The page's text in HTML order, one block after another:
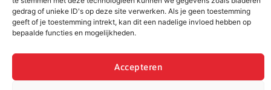
gedrag of unieke ID's op deze site verwerken. Als je geen toestemming
geeft of je toestemming intrekt, kan dit een nadelige invloed hebben op
bepaalde functies en mogelijkheden.
Accepteren
© 2022 - 2026 BespaarPartner | Alle rechten voorbehouden